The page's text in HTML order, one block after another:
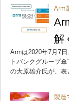
Arm
解
Armは2020年7月7
トバンクグループ
の大原雄介氏が、表
製造